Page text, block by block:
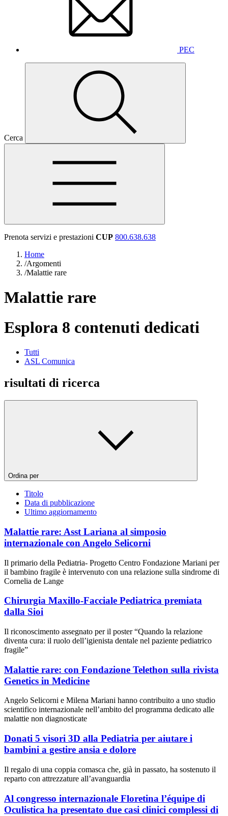
PEC
Cerca
Prenota servizi e prestazioni CUP 800.638.638
Home
/Argomenti
/Malattie rare
Malattie rare
Esplora 8 contenuti dedicati
Tutti
ASL Comunica
risultati di ricerca
Ordina per
Titolo
Data di pubblicazione
Ultimo aggiornamento
Malattie rare: Asst Lariana al simposio
internazionale con Angelo Selicorni
Il primario della Pediatria- Progetto Centro Fondazione Mariani per
il bambino fragile è intervenuto con una relazione sulla sindrome di
Cornelia de Lange
Chirurgia Maxillo-Facciale Pediatrica premiata
dalla Sioi
Il riconoscimento assegnato per il poster “Quando la relazione
diventa cura: il ruolo dell’igienista dentale nel paziente pediatrico
fragile”
Malattie rare: con Fondazione Telethon sulla rivista
Genetics in Medicine
Angelo Selicorni e Milena Mariani hanno contribuito a uno studio
scientifico internazionale nell’ambito del programma dedicato alle
malattie non diagnosticate
Donati 5 visori 3D alla Pediatria per aiutare i
bambini a gestire ansia e dolore
Il regalo di una coppia comasca che, già in passato, ha sostenuto il
reparto con attrezzature all’avanguardia
Al congresso internazionale Floretina l’équipe di
Oculistica ha presentato due casi clinici complessi di